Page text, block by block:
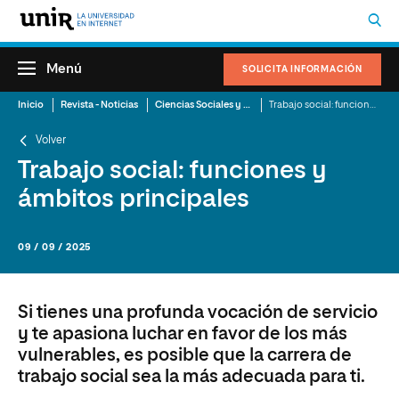
SOLICITA INFORMACIÓN
Menú
Inicio Revista - Noticias Ciencias Sociales y del Trabajo
Volver
Trabajo social: funciones y
ámbitos principales
09 / 09 / 2025
Si tienes una profunda vocación de servicio
y te apasiona luchar en favor de los más
vulnerables, es posible que la carrera de
trabajo social sea la más adecuada para ti.